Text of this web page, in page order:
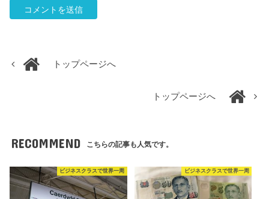
トップページへ
トップページへ
RECOMMEND こちらの記事も人気です。
ビジネスクラスで世界一周 ビジネスクラスで世界一周